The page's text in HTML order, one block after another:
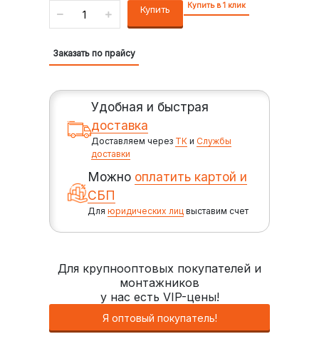
Купить Купить в 1 клик
Заказать по прайсу
Удобная и быстрая
доставка
Доставляем через ТК иСлужбы
доставки
Можно оплатить картой и
СБП
Дляюридических лиц выставим счет
Для крупнооптовых покупателей и
монтажников
у нас есть VIP-цены!
Я оптовый покупатель!